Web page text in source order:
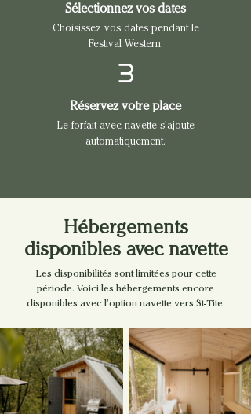
Sélectionnez vos dates
Choisissez vos dates pendant le
Festival Western.
3
Réservez votre place
Le forfait avec navette s’ajoute
automatiquement.
Hébergements
disponibles avec navette
Les disponibilités sont limitées pour cette
période. Voici les hébergements encore
disponibles avec l’option navette vers St-Tite.